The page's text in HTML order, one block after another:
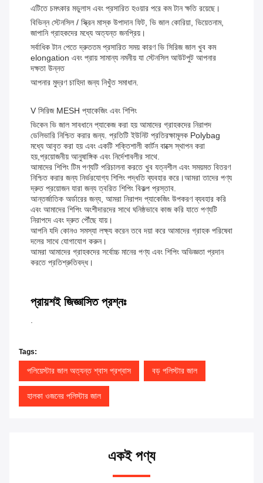
এটিতে চমৎকার মডুলাস এবং প্রসারিত হওয়ার পরে কম টান ক্ষতি রয়েছে।
বিভিন্ন স্টেনসিল / স্ক্রিন মাস্ক উপাদান ফিট, ভি জাল কোরিয়া, ভিয়েতনাম,
জাপানি গ্রাহকদের মধ্যে অত্যন্ত জনপ্রিয়।
সর্বাধিক টান পেতে দ্রুততম প্রসারিত সময় কারণ ভি সিরিজ জাল খুব কম
elongation এবং প্রায় সামান্য নমনীয় যা স্টেনসিল আউটপুট আপনার
দক্ষতা উন্নত
আপনার মুদ্রণ চাহিদা জন্য নিখুঁত সমাধান.
V সিরিজ MESH প্যাকেজিং এবং শিপিং
ভিকেন ভি জাল সাবধানে প্যাকেজ করা হয় আমাদের গ্রাহকদের নিরাপদ
ডেলিভারি নিশ্চিত করার জন্য. প্রতিটি ইউনিট প্রতিরক্ষামূলক Polybag
মধ্যে আবৃত করা হয় এবং একটি শক্তিশালী কার্টন বাক্সে স্থাপন করা
হয়,প্রয়োজনীয় আনুষাঙ্গিক এবং নির্দেশাবলীর সাথে.
আমাদের শিপিং টিম পণ্যটি পরিচালনা করতে খুব যত্নশীল এবং সময়মত বিতরণ
নিশ্চিত করার জন্য নির্ভরযোগ্য শিপিং পদ্ধতি ব্যবহার করে।আমরা তাদের পণ্য
দ্রুত প্রয়োজন যারা জন্য ত্বরিত শিপিং বিকল্প প্রস্তাব.
আন্তর্জাতিক অর্ডারের জন্য, আমরা নিরাপদ প্যাকেজিং উপকরণ ব্যবহার করি
এবং আমাদের শিপিং অংশীদারদের সাথে ঘনিষ্ঠভাবে কাজ করি যাতে পণ্যটি
নিরাপদে এবং দ্রুত পৌঁছে যায়।
আপনি যদি কোনও সমস্যা লক্ষ্য করেন তবে দয়া করে আমাদের গ্রাহক পরিষেবা
দলের সাথে যোগাযোগ করুন।
আমরা আমাদের গ্রাহকদের সর্বোচ্চ মানের পণ্য এবং শিপিং অভিজ্ঞতা প্রদান
করতে প্রতিশ্রুতিবদ্ধ।
প্রায়শই জিজ্ঞাসিত প্রশ্নঃ
.
Tags:
পলিয়েস্টার জাল অত্যন্ত শ্বাস প্রশ্বাস বড় পলিস্টার জাল
হালকা ওজনের পলিস্টার জাল
একই পণ্য